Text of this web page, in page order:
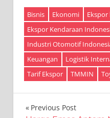
Bisnis Ekonomi
Ekspor
Ekspor Kendaraan
Industri Otomotif
Keuangan
Logistik
Tarif Ekspor
TMMIN
Navigasi
Previous Post